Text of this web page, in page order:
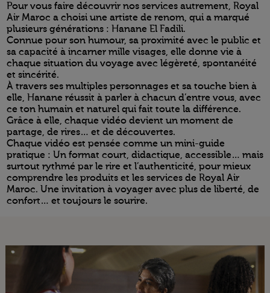
Pour vous faire découvrir nos services autrement, Royal
Air Maroc a choisi une artiste de renom, qui a marqué
plusieurs générations : Hanane El Fadili.
Connue pour son humour, sa proximité avec le public et
sa capacité à incarner mille visages, elle donne vie à
chaque situation du voyage avec légèreté, spontanéité
et sincérité.
À travers ses multiples personnages et sa touche bien à
elle, Hanane réussit à parler à chacun d’entre vous, avec
ce ton humain et naturel qui fait toute la différence.
Grâce à elle, chaque vidéo devient un moment de
partage, de rires… et de découvertes.
Chaque vidéo est pensée comme un mini-guide
pratique : Un format court, didactique, accessible… mais
surtout rythmé par le rire et l’authenticité, pour mieux
comprendre les produits et les services de Royal Air
Maroc. Une invitation à voyager avec plus de liberté, de
confort… et toujours le sourire.